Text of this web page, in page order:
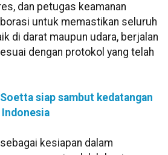
dan petugas keamanan
untuk memastikan seluruh
di darat maupun udara, berjalan
dengan protokol yang telah
Soetta siap sambut kedatangan
Indonesia
kesiapan dalam